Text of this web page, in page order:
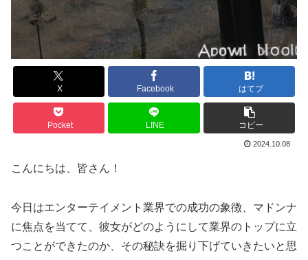
X Facebook はてブ
Pocket LINE コピー
2024.10.08
こんにちは、皆さん！
今日はエンターテイメント業界での成功の象徴、マドンナ
に焦点を当てて、彼女がどのようにして業界のトップに立
つことができたのか、その秘訣を掘り下げていきたいと思